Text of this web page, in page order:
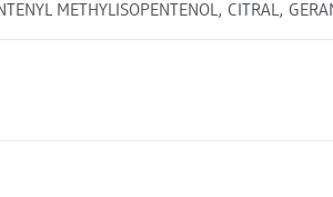
METHYLISOPENTENOL, CITRAL,